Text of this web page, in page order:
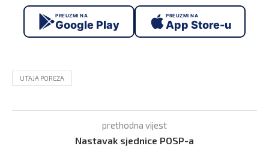
PREUZMI NA
Google Play
PREUZMI NA
App Store-u
UTAJA POREZA
prethodna vijest
Nastavak sjednice POSP-a